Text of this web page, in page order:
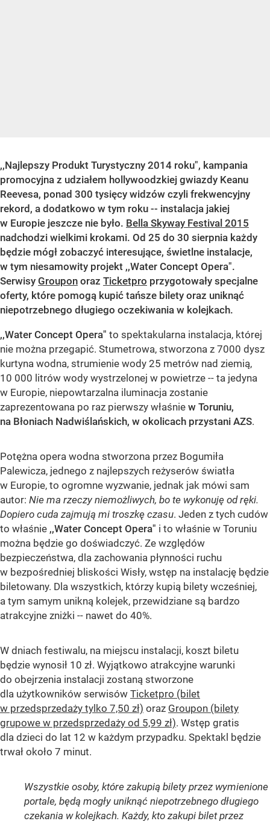
,,Najlepszy Produkt Turystyczny 2014 roku", kampania
promocyjna z udziałem hollywoodzkiej gwiazdy Keanu
Reevesa, ponad 300 tysięcy widzów czyli frekwencyjny
rekord, a dodatkowo w tym roku -- instalacja jakiej
w Europie jeszcze nie było. Bella Skyway Festival 2015
nadchodzi wielkimi krokami. Od 25 do 30 sierpnia każdy
będzie mógł zobaczyć interesujące, świetlne instalacje,
w tym niesamowity projekt ,,Water Concept Opera".
Serwisy Groupon oraz Ticketpro przygotowały specjalne
oferty, które pomogą kupić tańsze bilety oraz uniknąć
niepotrzebnego długiego oczekiwania w kolejkach.
,,Water Concept Opera" to spektakularna instalacja, której
nie można przegapić. Stumetrowa, stworzona z 7000 dysz
kurtyna wodna, strumienie wody 25 metrów nad ziemią,
10 000 litrów wody wystrzelonej w powietrze -- ta jedyna
w Europie, niepowtarzalna iluminacja zostanie
zaprezentowana po raz pierwszy właśnie w Toruniu,
na Błoniach Nadwiślańskich, w okolicach przystani AZS.
Potężna opera wodna stworzona przez Bogumiła
Palewicza, jednego z najlepszych reżyserów światła
w Europie, to ogromne wyzwanie, jednak jak mówi sam
autor: Nie ma rzeczy niemożliwych, bo te wykonuję od ręki.
Dopiero cuda zajmują mi troszkę czasu. Jeden z tych cudów
to właśnie ,,Water Concept Opera" i to właśnie w Toruniu
można będzie go doświadczyć. Ze względów
bezpieczeństwa, dla zachowania płynności ruchu
w bezpośredniej bliskości Wisły, wstęp na instalację będzie
biletowany. Dla wszystkich, którzy kupią bilety wcześniej,
a tym samym unikną kolejek, przewidziane są bardzo
atrakcyjne zniżki -- nawet do 40%.
W dniach festiwalu, na miejscu instalacji, koszt biletu
będzie wynosił 10 zł. Wyjątkowo atrakcyjne warunki
do obejrzenia instalacji zostaną stworzone
dla użytkowników serwisów Ticketpro (bilet
w przedsprzedaży tylko 7,50 zł) oraz Groupon (bilety
grupowe w przedsprzedaży od 5,99 zł). Wstęp gratis
dla dzieci do lat 12 w każdym przypadku. Spektakl będzie
trwał około 7 minut.
Wszystkie osoby, które zakupią bilety przez wymienione
portale, będą mogły uniknąć niepotrzebnego długiego
czekania w kolejkach. Każdy, kto zakupi bilet przez